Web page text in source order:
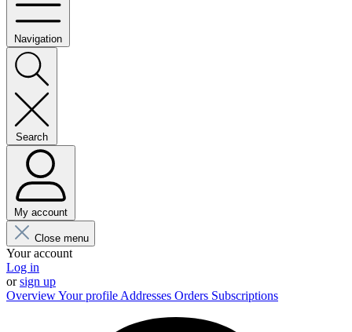
Navigation
Search
My account
Close menu
Your account
Log in
orsign up
OverviewYour profile Addresses Orders Subscriptions